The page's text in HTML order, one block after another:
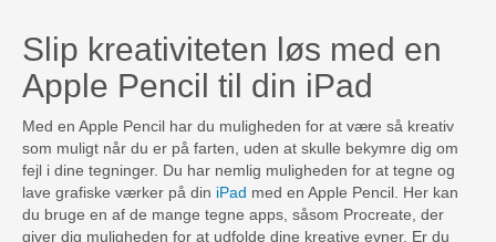
Slip kreativiteten løs med en
Apple Pencil til din iPad
Med en Apple Pencil har du muligheden for at være så kreativ
som muligt når du er på farten, uden at skulle bekymre dig om
fejl i dine tegninger. Du har nemlig muligheden for at tegne og
lave grafiske værker på din iPad med en Apple Pencil. Her kan
du bruge en af de mange tegne apps, såsom Procreate, der
giver dig muligheden for at udfolde dine kreative evner. Er du